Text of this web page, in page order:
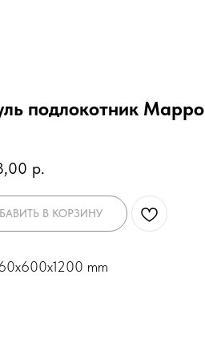
подлокотник Марро
р.
В КОРЗИНУ
mm